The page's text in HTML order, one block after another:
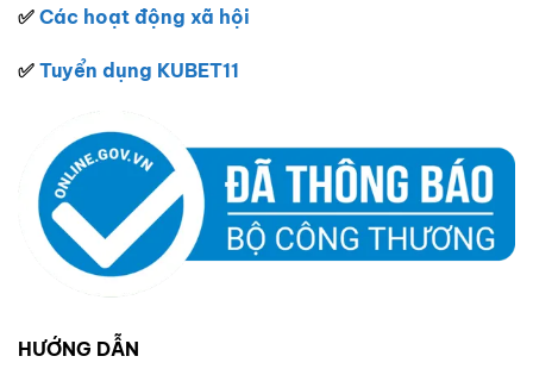
✅ Các hoạt động xã hội
✅ Tuyển dụng KUBET11
HƯỚNG DẪN